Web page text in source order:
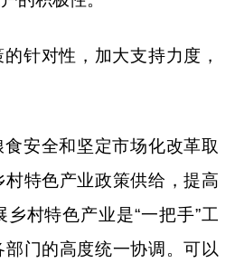
的针对性，加大支持力度，
安全和坚定市场化改革取
特色产业政策供给，提高
村特色产业是“一把手”工
门的高度统一协调。可以